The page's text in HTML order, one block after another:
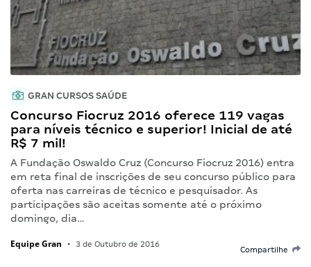
GRAN CURSOS SAÚDE
Concurso Fiocruz 2016 oferece 119 vagas
para níveis técnico e superior! Inicial de até
R$ 7 mil!
A Fundação Oswaldo Cruz (Concurso Fiocruz 2016) entra
em reta final de inscrições de seu concurso público para
oferta nas carreiras de técnico e pesquisador. As
participações são aceitas somente até o próximo
domingo, dia…
Equipe Gran • 3 de Outubro de 2016
Compartilhe